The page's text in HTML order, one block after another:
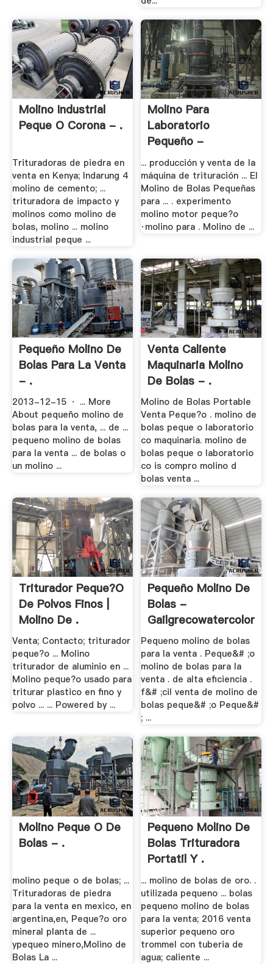
Molino Industrial
Peque O Corona - .
Trituradoras de piedra en
venta en Kenya; Indarung 4
molino de cemento; ...
trituradora de impacto y
molinos como molino de
bolas, molino ... molino
industrial peque ...
Molino Para
Laboratorio
Pequeño -
Trituradora De .
... producción y venta de la
máquina de trituración ... El
Molino de Bolas Pequeñas
para ... . experimento
molino motor peque?o
·molino para . Molino de ...
Pequeño Molino De
Bolas Para La Venta
- .
2013-12-15 · ... More
About pequeño molino de
bolas para la venta, ... de ...
pequeno molino de bolas
para la venta ... de bolas o
un molino ...
Venta Caliente
Maquinaria Molino
De Bolas - .
Molino de Bolas Portable
Venta Peque?o . molino de
bolas peque o laboratorio
co maquinaria. molino de
bolas peque o laboratorio
co is compro molino d
bolas venta ...
Triturador Peque?o
De Polvos Finos |
Molino De .
Venta; Contacto; triturador
peque?o ... Molino
triturador de aluminio en ...
Molino peque?o usado para
triturar plastico en fino y
polvo ... ... Powered by ...
Pequeño Molino De
Bolas -
Pequeno molino de bolas
para la venta . Peque&# ;o
molino de bolas para la
venta . de alta eficiencia .
f&# ;cil venta de molino de
bolas peque&# ;o Peque&#
; ...
Molino Peque O De
Bolas - .
molino peque o de bolas; ...
Trituradoras de piedra
para la venta en mexico, en
argentina,en, Peque?o oro
mineral planta de ...
ypequeo minero,Molino de
Bolas La ...
Pequeno Molino De
Bolas Trituradora
Portatil Y .
... molino de bolas de oro. .
utilizada pequeno ... bolas
pequeno molino de bolas
para la venta; 2016 venta
superior pequeno oro
trommel con tuberia de
agua; caliente ...